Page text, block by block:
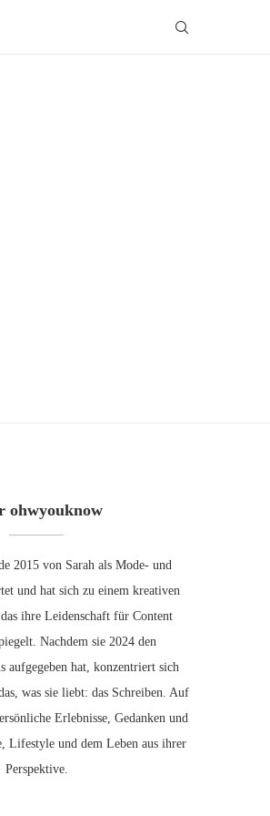
ohwyouknow
2015 von Sarah als Mode- und
und hat sich zu einem kreativen
ihre Leidenschaft für Content
Nachdem sie 2024 den
aufgegeben hat, konzentriert sich
was sie liebt: das Schreiben. Auf
Erlebnisse, Gedanken und
Lifestyle und dem Leben aus ihrer
Perspektive.